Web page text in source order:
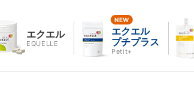
エクエル
EQUELLE
エクエル
プチプラス
Petit+